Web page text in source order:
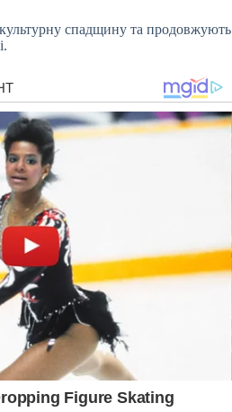
спадщину та продовжують